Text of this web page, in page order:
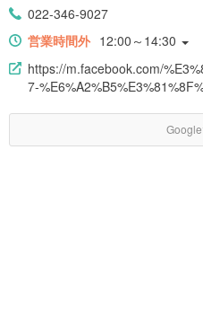
022-346-9027
営業時間外 12:00～14:30
https://m.facebook.com/
7-